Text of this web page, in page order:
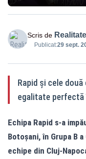
Scris de
Publicat:29 sept.
Rapid și cele
egalitate perfectă
Echipa Rapid s-a
Botoşani, în Grupa B
echipe din Cluj-